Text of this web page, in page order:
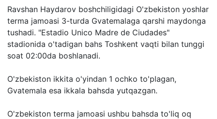
Ravshan Haydarov boshchiligidagi O'zbekiston yoshlar
terma jamoasi 3-turda Gvatemalaga qarshi maydonga
tushadi. "Estadio Unico Madre de Ciudades"
stadionida o'tadigan bahs Toshkent vaqti bilan tunggi
soat 02:00da boshlanadi.
O'zbekiston ikkita o'yindan 1 ochko to'plagan,
Gvatemala esa ikkala bahsda yutqazgan.
O'zbekiston terma jamoasi ushbu bahsda to'liq oq